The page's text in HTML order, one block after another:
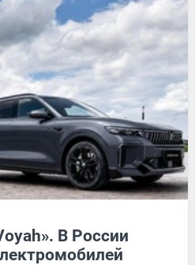
В России